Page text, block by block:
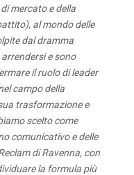
mercato e della
al mondo delle
dal dramma
e sono
il ruolo di leader
campo della
trasformazione e
scelto come
comunicativo e delle
di Ravenna, con
la formula più